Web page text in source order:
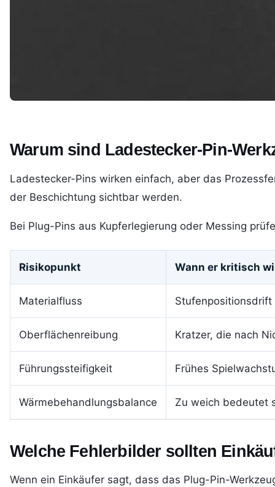
Warum sind Ladestecker-Pin-
Ladestecker-Pins wirken einfach, aber das
der Beschichtung sichtbar werden.
Bei Plug-Pins aus Kupferlegierung oder Messing
Risikopunkt Wann er kritisch
Materialfluss
Oberflächenreibung Kratzer, die nach
Führungssteifigkeit Frühes
Wärmebehandlungsbalance Zu weich bedeutet
Welche Fehlerbilder sollten
Wenn ein Einkäufer sagt, dass das Plug-Pin-